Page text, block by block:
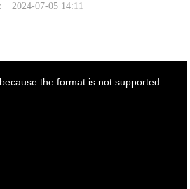
2024-07-05 14:11
the format is not supported.